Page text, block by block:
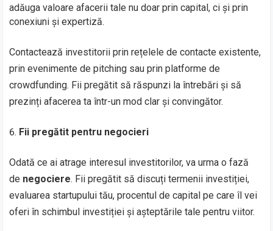
adăuga valoare afacerii tale nu doar prin capital, ci și prin
conexiuni și expertiză.
Contactează investitorii prin rețelele de contacte existente,
prin evenimente de pitching sau prin platforme de
crowdfunding. Fii pregătit să răspunzi la întrebări și să
prezinți afacerea ta într-un mod clar și convingător.
Fii pregătit pentru negocieri
Odată ce ai atrage interesul investitorilor, va urma o fază
de negociere. Fii pregătit să discuți termenii investiției,
evaluarea startupului tău, procentul de capital pe care îl vei
oferi în schimbul investiției și așteptările tale pentru viitor.